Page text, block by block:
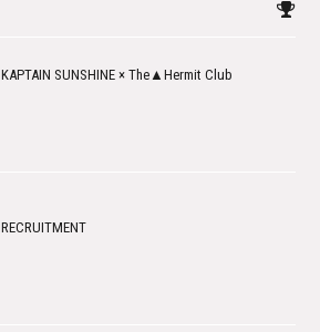
KAPTAIN SUNSHINE × The▲Hermit Club
RECRUITMENT